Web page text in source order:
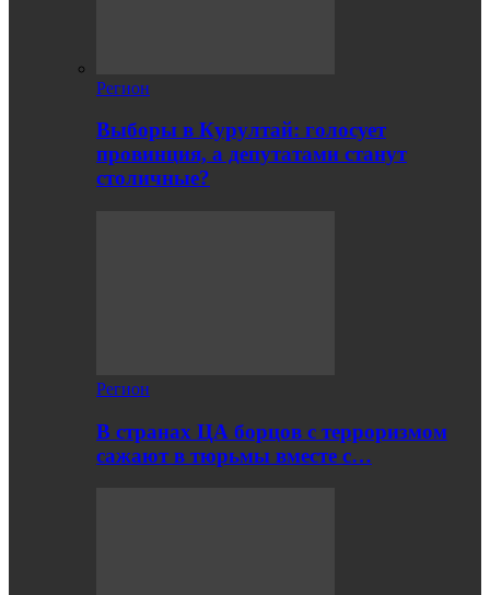
Регион
Выборы в Курултай: голосует
провинция, а депутатами станут
столичные?
Регион
В странах ЦА борцов с терроризмом
сажают в тюрьмы вместе с…